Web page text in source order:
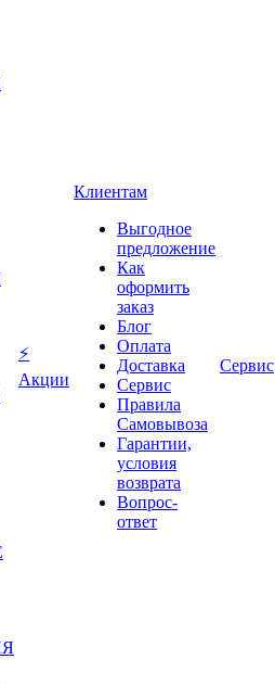
⚡
Акции
Клиентам
Выгодное
предложение
Как
оформить
заказ
Блог
Оплата
Доставка
Сервис
Правила
Самовывоза
Гарантии,
условия
возврата
Вопрос-
ответ
Сервис